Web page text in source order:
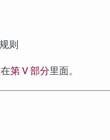
则
第 V 部分里面。